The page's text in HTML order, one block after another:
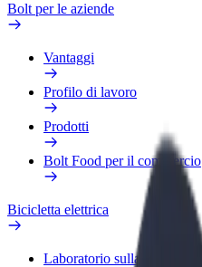
Bolt per le aziende
Vantaggi
Profilo di lavoro
Prodotti
Bolt Food per il commercio
Bicicletta elettrica
Laboratorio sulla Sicurezza